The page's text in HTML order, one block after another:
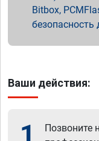
Bitbox,
безопасность
Ваши действия:
1 Позвоните